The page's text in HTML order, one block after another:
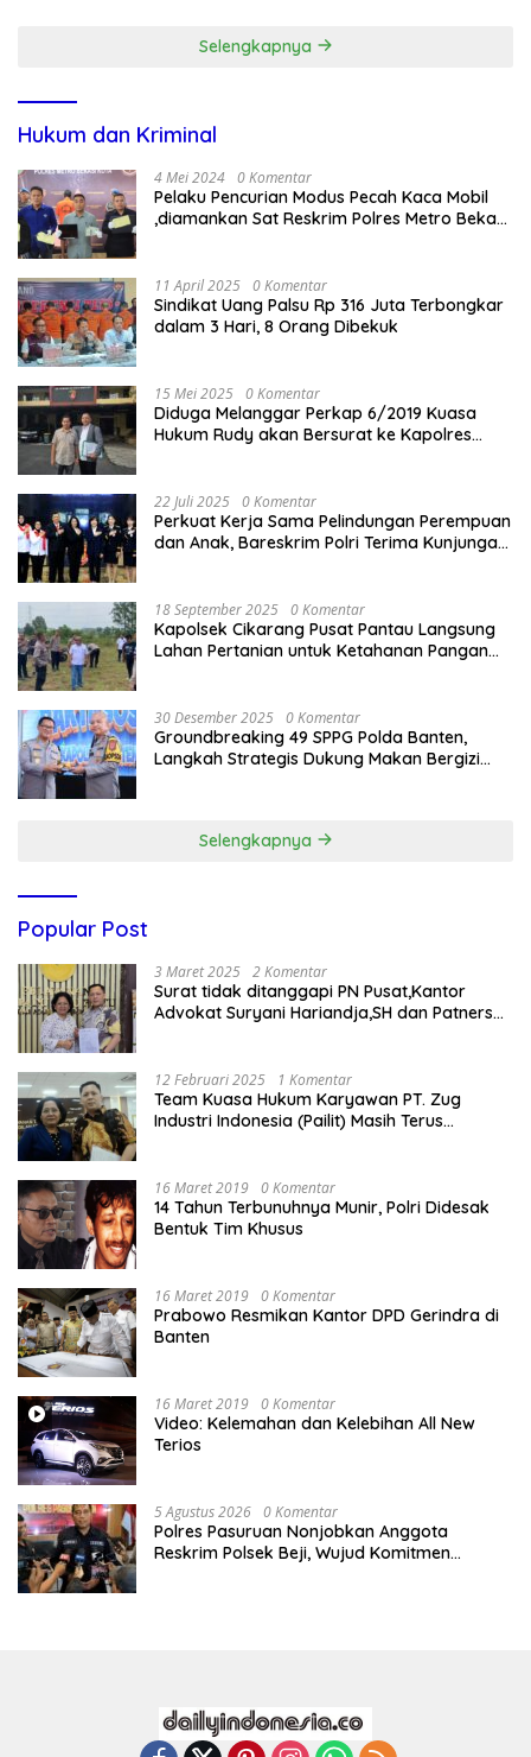
Selengkapnya
Hukum dan Kriminal
4 Mei 2024 0 Komentar
Pelaku Pencurian Modus Pecah Kaca Mobil
,diamankan Sat Reskrim Polres Metro Bekasi
11 April 2025 0 Komentar
Sindikat Uang Palsu Rp 316 Juta Terbongkar
dalam 3 Hari, 8 Orang Dibekuk
15 Mei 2025 0 Komentar
Diduga Melanggar Perkap 6/2019 Kuasa
Hukum Rudy akan Bersurat ke Kapolres
22 Juli 2025 0 Komentar
Perkuat Kerja Sama Pelindungan Perempuan
dan Anak, Bareskrim Polri Terima Kunjungan
18 September 2025 0 Komentar
Kapolsek Cikarang Pusat Pantau Langsung
Lahan Pertanian untuk Ketahanan Pangan
30 Desember 2025 0 Komentar
Groundbreaking 49 SPPG Polda Banten,
Langkah Strategis Dukung Makan Bergizi
Selengkapnya
Popular Post
3 Maret 2025 2 Komentar
Surat tidak ditanggapi PN Pusat,Kantor
Advokat Suryani Hariandja,SH dan Patners
12 Februari 2025 1 Komentar
Team Kuasa Hukum Karyawan PT. Zug
Industri Indonesia (Pailit) Masih Terus
16 Maret 2019 0 Komentar
14 Tahun Terbunuhnya Munir, Polri Didesak
Bentuk Tim Khusus
16 Maret 2019 0 Komentar
Prabowo Resmikan Kantor DPD Gerindra di
Banten
16 Maret 2019 0 Komentar
Video: Kelemahan dan Kelebihan All New
Terios
5 Agustus 2026 0 Komentar
Polres Pasuruan Nonjobkan Anggota
Reskrim Polsek Beji, Wujud Komitmen